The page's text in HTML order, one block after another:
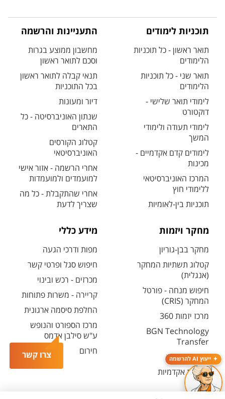
צרו קשר ייעוץ AI להרשמה
תוכניות לימודים
תואר ראשון - כל תוכניות
הלימודים
תואר שני - כל תוכניות
הלימודים
לימודי תואר שלישי -
דוקטורט
לימודי תעודה ולימודי
המשך
לימודים קדם אקדמיים -
מכינות
המרכז האוניברסיטאי
ללימודי חוץ
תוכניות בין-לאומיות
התעניינות והרשמה
מחשבון ממוצע בגרות
וסכם לתואר ראשון
תנאי קבלה לתואר ראשון
בכל התוכניות
דיור ומעונות
שנתון האוניברסיטה - כל
התארים
קטלוג הקורסים
האוניברסיטאי
אחרי הרשמה - אזור אישי
למועמדים ולמועמדות
אחרי שהתקבלת - כל מה
שצריך לדעת
מחקר ויזמות
מחקר בבן-גוריון
קטלוג תשתיות המחקר
(אנגלית)
חיפוש מנחה - פורטל
המחקר (CRIS)
מרכז יזמות 360
BGN Technology
Transfer
פארק ההייטק
משרות אקדמיות
מידע כללי
מפות ודרכי הגעה
חיפוש סגל ופרטי קשר
מכרזים - רכש ובינוי
קריירה - משרות פתוחות
החלפת סיסמה ארגונית
מרכז הספורט והנופש
ע"ש סילבן אדמס
חירום